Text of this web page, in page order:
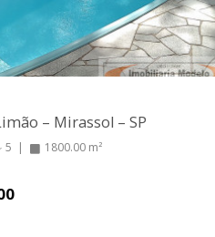
– Mirassol – SP
5 1800.00 m²